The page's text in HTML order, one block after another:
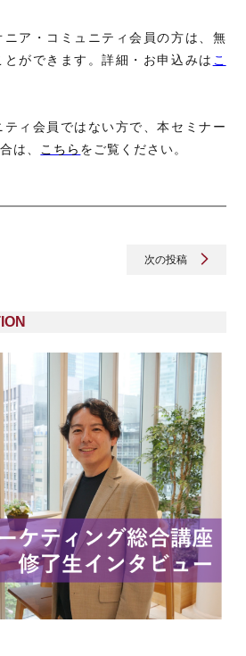
ア・コミュニティ会員の方は、無
ができます。詳細・お申込みは こ
ィ会員ではない方で、本セミナー
は、
こちら をご覧ください。
次の投稿